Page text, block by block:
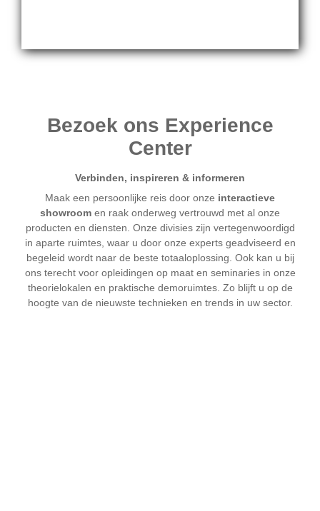
Bezoek ons Experience
Center
Verbinden, inspireren & informeren
Maak een persoonlijke reis door onze interactieve
showroom en raak onderweg vertrouwd met al onze
producten en diensten. Onze divisies zijn vertegenwoordigd
in aparte ruimtes, waar u door onze experts geadviseerd en
begeleid wordt naar de beste totaaloplossing. Ook kan u bij
ons terecht voor opleidingen op maat en seminaries in onze
theorielokalen en praktische demoruimtes. Zo blijft u op de
hoogte van de nieuwste technieken en trends in uw sector.